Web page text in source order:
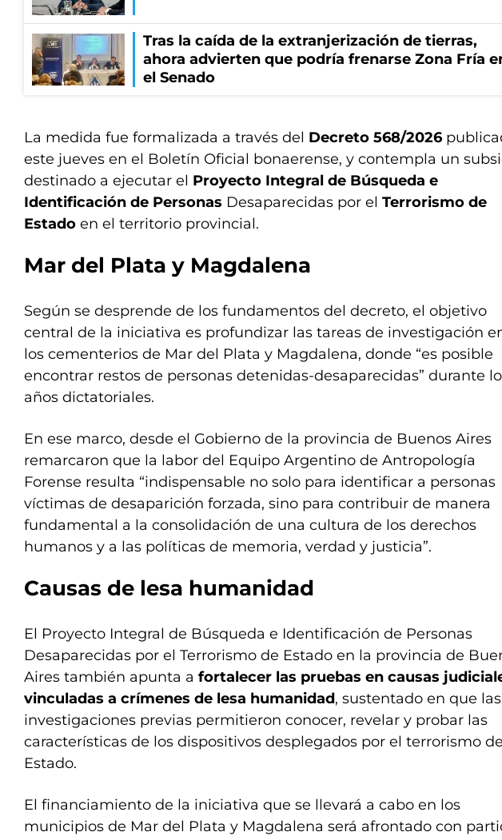
Tras la caída de la extranjerización de tierras,
ahora advierten que podría frenarse Zona Fría
el Senado
La medida fue formalizada a través del Decreto 568/2026
este jueves en el Boletín Oficial bonaerense, y contempla un
destinado a ejecutar el Proyecto Integral de Búsqueda e
Identificación de Personas Desaparecidas por el Terrorismo de
Estado en el territorio provincial.
Mar del Plata y Magdalena
Según se desprende de los fundamentos del decreto, el objetivo
central de la iniciativa es profundizar las tareas de investigación
los cementerios de Mar del Plata y Magdalena, donde “es posible
encontrar restos de personas detenidas-desaparecidas” durante
años dictatoriales.
En ese marco, desde el Gobierno de la provincia de Buenos Aires
remarcaron que la labor del Equipo Argentino de Antropología
Forense resulta “indispensable no solo para identificar a personas
víctimas de desaparición forzada, sino para contribuir de manera
fundamental a la consolidación de una cultura de los derechos
humanos y a las políticas de memoria, verdad y justicia”.
Causas de lesa humanidad
El Proyecto Integral de Búsqueda e Identificación de Personas
Desaparecidas por el Terrorismo de Estado en la provincia de
Aires también apunta a fortalecer las pruebas en causas
vinculadas a crímenes de lesa humanidad, sustentado en que las
investigaciones previas permitieron conocer, revelar y probar las
características de los dispositivos desplegados por el terrorismo de
Estado.
El financiamiento de la iniciativa que se llevará a cabo en los
municipios de Mar del Plata y Magdalena será afrontado con